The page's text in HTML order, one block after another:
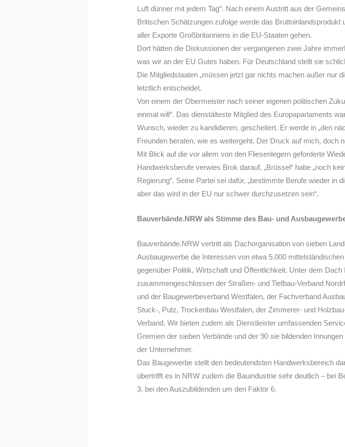
Luft dünner mit jedem Tag“. Nach einem Austritt aus der
Britischen Schätzungen zufolge werde das
aller Exporte Großbritanniens in die EU-Staaten gehen.
Dort hätten die Diskussionen der vergangenen zwei Jahre
was wir an der EU Gutes haben. Für Deutschland stellt sie
Die Mitgliedstaaten „müssen jetzt gar nichts machen außer nur
letztlich entscheidet.
Von einem der Obermeister nach seiner eigenen politischen
einmal will“. Das dienstälteste Mitglied des Europaparlaments
Wunsch, wieder zu kandidieren, gescheitert. Er werde in „den
Freunden beraten, wie es weitergeht. Der Druck auf mich, doch
Mit Blick auf die vor allem von den Fliesenlegern geforderte
Handwerksberufe verwies Brok darauf, „Brüssel“ habe „noch
Regierung“. Seine Partei sei dafür, „bestimmte Berufe wieder in
aber das wird in der EU nur schwer durchzusetzen sein“.
Bauverbände.NRW als Stimme des Bau- und
Bauverbände.NRW vertritt als Dachorganisation von sieben
Ausbaugewerbe die Interessen von etwa 5.000
gegenüber Politik, Wirtschaft und Öffentlichkeit. Unter dem
zusammengeschlossen der Straßen- und Tiefbau-Verband
und der Baugewerbeverband Westfalen, der Fachverband
Stuck-, Putz, Trockenbau Westfalen, der Zimmerer- und
Verband. Wir bieten zudem als Dienstleister umfassenden
Gremien der sieben Verbände und der 90 sie bildenden
der Unternehmer.
Das Baugewerbe stellt den bedeutendsten Handwerksbereich
übertrifft es in NRW zudem die Bauindustrie sehr deutlich – bei
3, bei den Auszubildenden um den Faktor 6.